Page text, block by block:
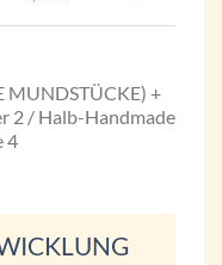
MUNDSTÜCKE) +
2 / Halb-Handmade
4